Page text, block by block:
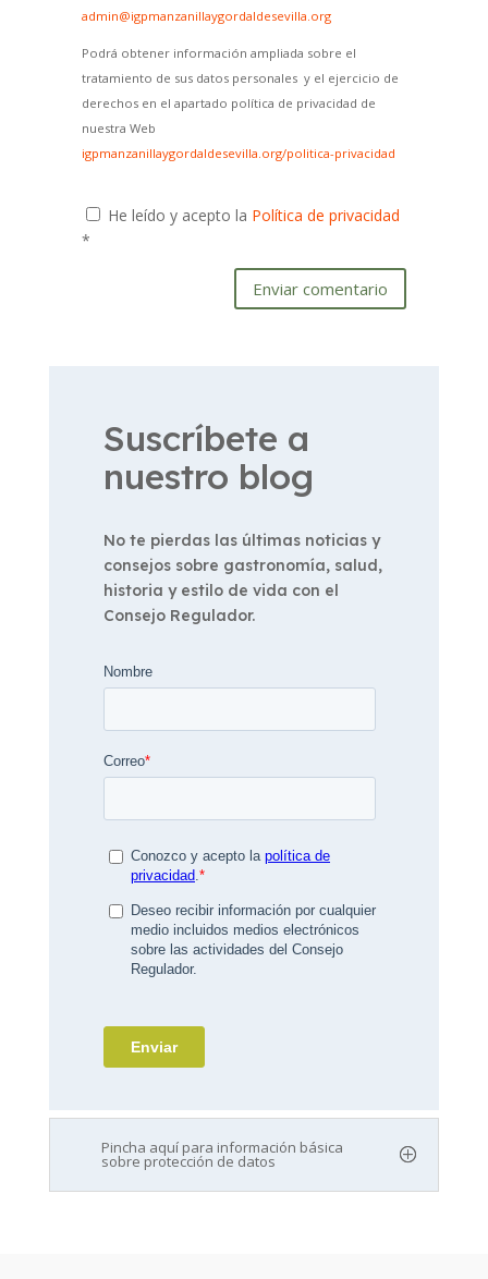
admin@igpmanzanillaygordaldesevilla.org
Podrá obtener información ampliada sobre el
tratamiento de sus datos personales y el ejercicio de
derechos en el apartado política de privacidad de
nuestra Web
igpmanzanillaygordaldesevilla.org/politica-privacidad
He leído y acepto la Política de privacidad
*
Enviar comentario
Suscríbete a
nuestro blog
No te pierdas las últimas noticias y
consejos sobre gastronomía, salud,
historia y estilo de vida con el
Consejo Regulador.
Pincha aquí para información básica
sobre protección de datos